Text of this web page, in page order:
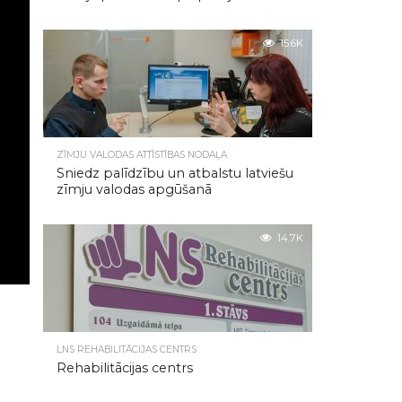
15.6K
ZĪMJU VALODAS ATTĪSTĪBAS NODAĻA
Sniedz palīdzību un atbalstu latviešu
zīmju valodas apgūšanā
14.7K
LNS REHABILITĀCIJAS CENTRS
Rehabilitācijas centrs